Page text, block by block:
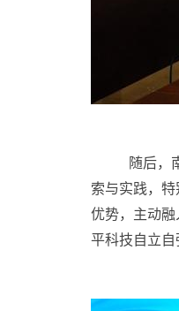
随后，
索与实践，
优势，主动
平科技自立自